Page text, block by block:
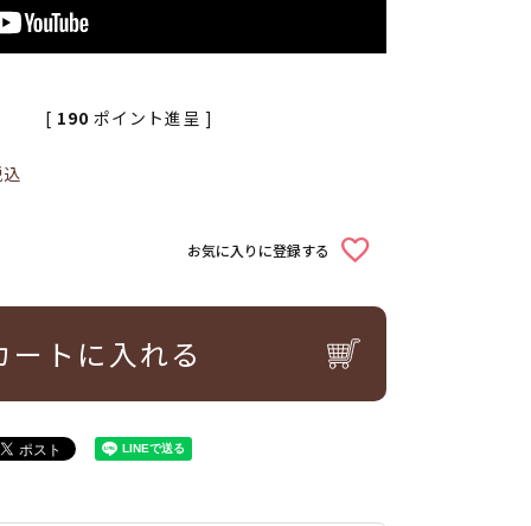
[ 190 ポイント進呈 ]
お気に入りに登録する
ートに入れる